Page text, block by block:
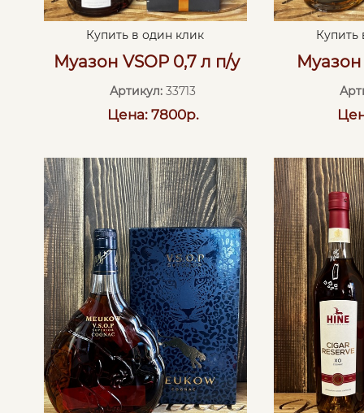
Купить в один клик
Муазон VSOP 0,7 л п/у
Артикул: 33713
Цена: 7800р.
Купить
Муазон